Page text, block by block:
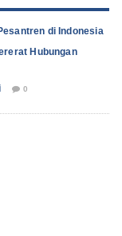
di Indonesia
Hubungan
0